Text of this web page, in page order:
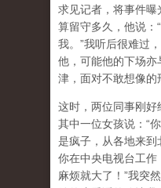
求见记者，将事件
算留守多久，他说：
我。”我听后很难过
他，可能他的下场亦
津，面对不敢想像的
这时，两位同事刚好
其中一位女孩说：“
是疯子，从各地来到
你在中央电视台工作
麻烦就大了！”我突